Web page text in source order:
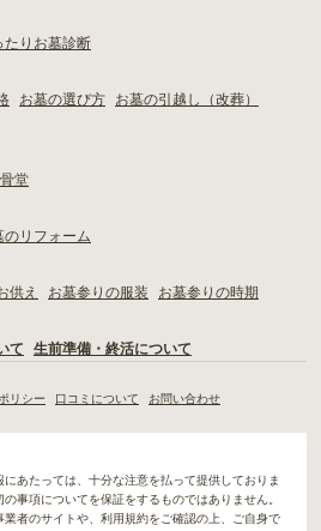
たりお墓診断
お墓の選び方
お墓の引越し（改葬）
堂
のリフォーム
供え お墓参りの服装
お墓参りの時期
て 生前準備・終活について
リシー 口コミについて お問い合わせ
あたっては、十分な注意を払って提供しておりま
事項についてを保証をするものではありません。
者のサイトや、利用規約をご確認の上、ご自身で